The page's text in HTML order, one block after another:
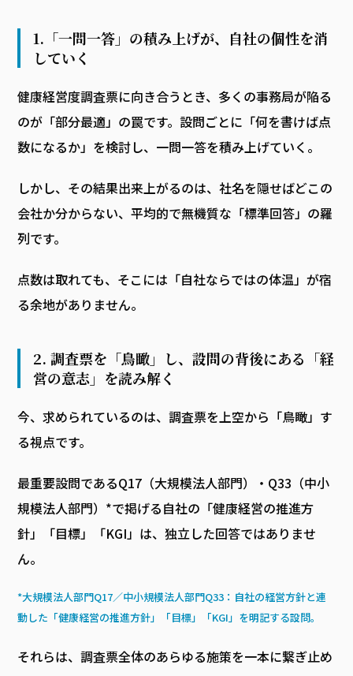
1.「一問一答」の積み上げが、自社の個性を消
していく
健康経営度調査票に向き合うとき、多くの事務局が陥る
のが「部分最適」の罠です。設問ごとに「何を書けば点
数になるか」を検討し、一問一答を積み上げていく。
しかし、その結果出来上がるのは、社名を隠せばどこの
会社か分からない、平均的で無機質な「標準回答」の羅
列です。
点数は取れても、そこには「自社ならではの体温」が宿
る余地がありません。
2. 調査票を「鳥瞰」し、設問の背後にある「経
営の意志」を読み解く
今、求められているのは、調査票を上空から「鳥瞰」す
る視点です。
最重要設問であるQ17（大規模法人部門）・Q33（中小
規模法人部門）*で掲げる自社の「健康経営の推進方
針」「目標」「KGI」は、独立した回答ではありませ
ん。
*大規模法人部門Q17／中小規模法人部門Q33：自社の経営方針と連
動した「健康経営の推進方針」「目標」「KGI」を明記する設問。
それらは、調査票全体のあらゆる施策を一本に繋ぎ止め